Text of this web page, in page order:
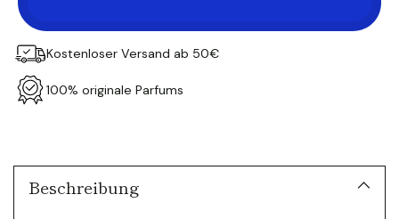
Kostenloser Versand ab 50€
100% originale Parfums
legen
Beschreibung